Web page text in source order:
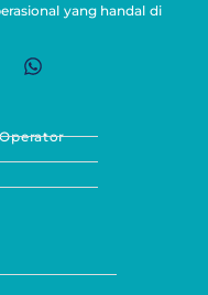
yang handal di